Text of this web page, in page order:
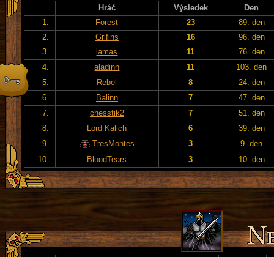
Hráč Výsledek
Den
1.
Forest 23
89. den
2.
Grifins 16
96. den
3.
lamas 11
76. den
4.
aladinn 11
103. den
5.
Rebel 8
24. den
6.
Balinn 7
47. den
7.
chesstik2 7
51. den
8.
Lord Kalich 6
39. den
9.
TresMontes 3
9. den
10.
BloodTears 3 10. den